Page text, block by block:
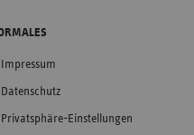
Impressum
Datenschutz
Privatsphäre-Einstellungen